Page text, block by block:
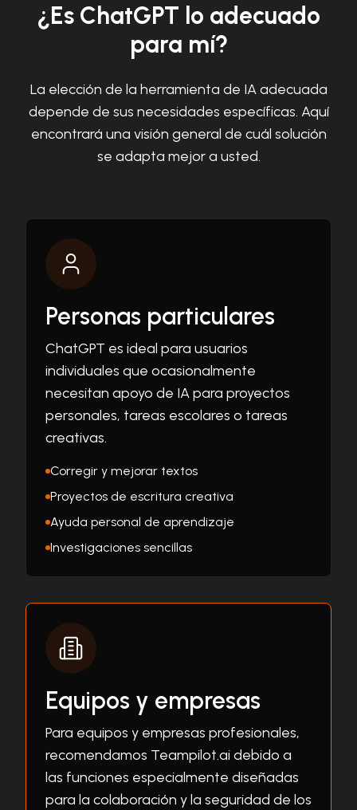
¿Es ChatGPT lo adecuado
para mí?
La elección de la herramienta de IA adecuada
depende de sus necesidades específicas. Aquí
encontrará una visión general de cuál solución
se adapta mejor a usted.
Personas particulares
ChatGPT es ideal para usuarios
individuales que ocasionalmente
necesitan apoyo de IA para proyectos
personales, tareas escolares o tareas
creativas.
Corregir y mejorar textos
Proyectos de escritura creativa
Ayuda personal de aprendizaje
Investigaciones sencillas
Equipos y empresas
Para equipos y empresas profesionales,
recomendamos Teampilot.ai debido a
las funciones especialmente diseñadas
para la colaboración y la seguridad de los